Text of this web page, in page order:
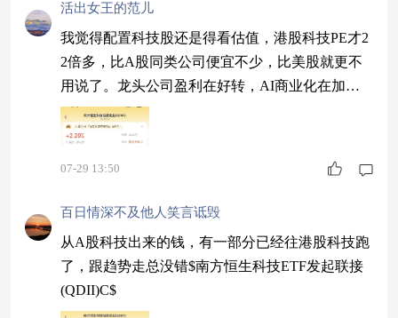
活出女王的范儿
我觉得配置科技股还是得看估值，港股科技PE才2
2倍多，比A股同类公司便宜不少，比美股就更不
用说了。龙头公司盈利在好转，AI商业化在加速
落地。我关注的那只港股科技QDII就是投这些公
司的，成立以来表现还可以，会长期跟踪下去。
07-29 13:50
百日情深不及他人笑言诋毁
从A股科技出来的钱，有一部分已经往港股科技跑
了，跟趋势走总没错$南方恒生科技ETF发起联接
(QDII)C$